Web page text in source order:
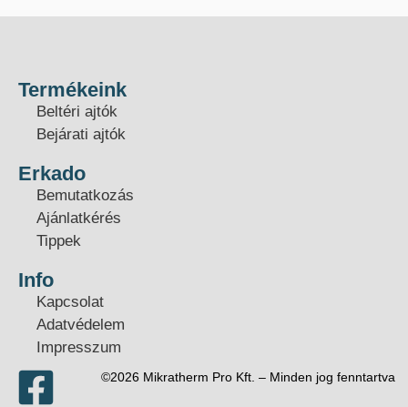
Termékeink
Beltéri ajtók
Bejárati ajtók
Erkado
Bemutatkozás
Ajánlatkérés
Tippek
Info
Kapcsolat
Adatvédelem
Impresszum
©2026 Mikratherm Pro Kft. – Minden jog fenntartva​